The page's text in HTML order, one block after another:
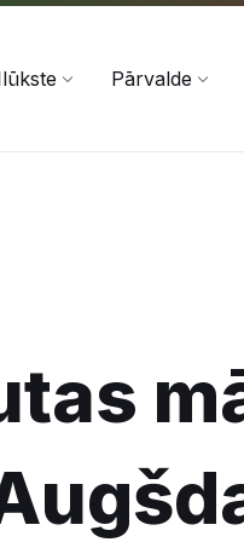
Pārvalde